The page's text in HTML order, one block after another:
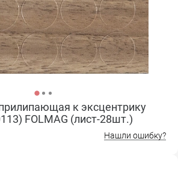
к эксцентрику
FOLMAG (лист-28шт.)
Нашли ошибку?